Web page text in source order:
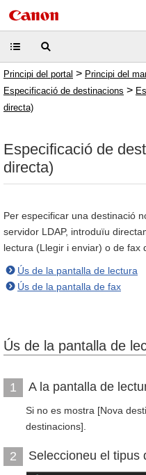
Principi del portal > Principi del
Especificació de destinacions >
directa)
Especificació de
directa)
Per especificar una destinació
servidor LDAP, introduïu
lectura (Llegir i enviar) o de fax
Ús de la pantalla de lectura
Ús de la pantalla de fax
Ús de la pantalla de
1 A la pantalla de
Si no es mostra [Nova
destinacions].
2 Seleccioneu el tipus